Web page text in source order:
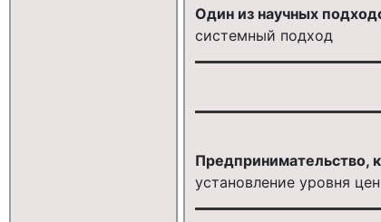
Один из научных
системный подход
Предпринимательство,
установление уровня